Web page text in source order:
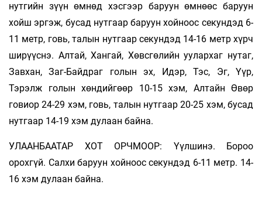
нутгийн зүүн өмнөд хэсгээр баруун өмнөөс баруун
хойш эргэж, бусад нутгаар баруун хойноос секундэд 6-
11 метр, говь, талын нутгаар секундэд 14-16 метр хүрч
ширүүснэ. Алтай, Хангай, Хөвсгөлийн уулархаг нутаг,
Завхан, Заг-Байдраг голын эх, Идэр, Тэс, Эг, Үүр,
Тэрэлж голын хөндийгөөр 10-15 хэм, Алтайн Өвөр
говиор 24-29 хэм, говь, талын нутгаар 20-25 хэм, бусад
нутгаар 14-19 хэм дулаан байна.
УЛААНБААТАР ХОТ ОРЧМООР: Үүлшинэ. Бороо
орохгүй. Салхи баруун хойноос секундэд 6-11 метр. 14-
16 хэм дулаан байна.